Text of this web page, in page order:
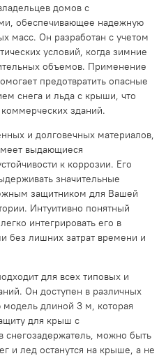
домов с
обеспечивающее надежную
масс. Он разработан с учетом
условий, когда зимние
объемов. Применение
предотвратить опасные
снега и льда с крыши, что
зданий.
и долговечных материалов,
выдающиеся
к коррозии. Его
значительные
защитником для Вашей
Интуитивно понятный
интегрировать его в
без лишних затрат времени и
для всех типовых и
Он доступен в различных
модель длиной 3 м, которая
для крыш с
снегозадержатель, можно быть
и лед останутся на крыше, а не